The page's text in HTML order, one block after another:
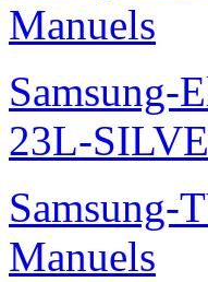
Manuels
Samsung-
23L-
Samsung-
Manuels